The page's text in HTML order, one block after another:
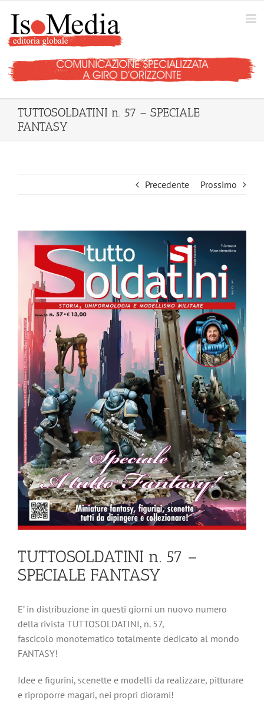
contenuto
TUTTOSOLDATINI n. 57 – SPECIALE
FANTASY
Precedente Prossimo
Ingrandisci
immagine
TUTTOSOLDATINI n. 57 –
SPECIALE FANTASY
E’ in distribuzione in questi giorni un nuovo numero
della rivista TUTTOSOLDATINI, n. 57,
fascicolo monotematico totalmente dedicato al mondo
FANTASY!
Idee e figurini, scenette e modelli da realizzare, pitturare
e riproporre magari, nei propri diorami!